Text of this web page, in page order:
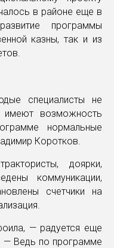
в районе еще в
программы
казны, так и из
специалисты не
имеют возможность
нормальные
Коротков.
доярки,
коммуникации,
счетчики на
— радуется еще
— Ведь по программе